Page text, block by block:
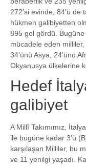
272'si evinde, 84'ü de
hükmen galibiyetten
895 gol gördü. Bugüne
mücadele eden milliler,
34'ünü Asya, 24'ünü
Okyanusya ülkelerine
Hedef
galibiyet
A Millî Takımımız,
ile bugüne kadar 3'ü
karşılaşan Milliler, bu
ve 11 yenilgi yaşadı.